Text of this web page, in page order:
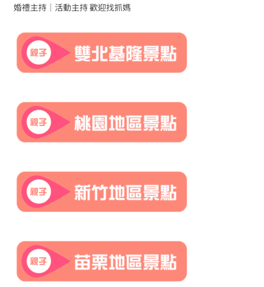
婚禮主持｜活動主持 歡迎找抓媽